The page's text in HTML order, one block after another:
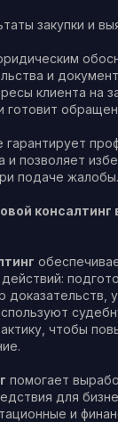
закупки и
и
клиента на
готовит
и позволяет
подаче жалобы.
консалтинг
доказательств,
чтобы
помогает
для
и